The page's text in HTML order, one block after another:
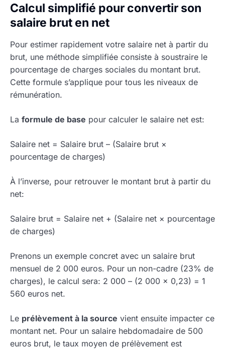
Calcul simplifié pour convertir son
salaire brut en net
Pour estimer rapidement votre salaire net à partir du
brut, une méthode simplifiée consiste à soustraire le
pourcentage de charges sociales du montant brut.
Cette formule s’applique pour tous les niveaux de
rémunération.
La formule de base pour calculer le salaire net est:
Salaire net = Salaire brut – (Salaire brut ×
pourcentage de charges)
À l’inverse, pour retrouver le montant brut à partir du
net:
Salaire brut = Salaire net + (Salaire net × pourcentage
de charges)
Prenons un exemple concret avec un salaire brut
mensuel de 2 000 euros. Pour un non-cadre (23% de
charges), le calcul sera: 2 000 – (2 000 × 0,23) = 1
560 euros net.
Le prélèvement à la source vient ensuite impacter ce
montant net. Pour un salaire hebdomadaire de 500
euros brut, le taux moyen de prélèvement est